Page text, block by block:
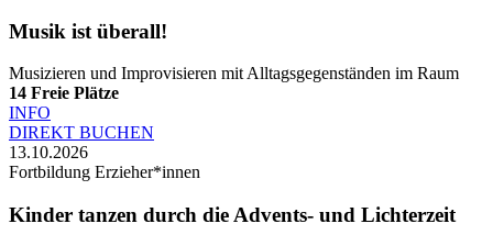
Musik ist überall!
Musizieren und Improvisieren mit Alltagsgegenständen im Raum
14 Freie Plätze
INFO
DIREKT BUCHEN
13.10.2026
Fortbildung Erzieher*innen
Kinder tanzen durch die Advents- und Lichterzeit